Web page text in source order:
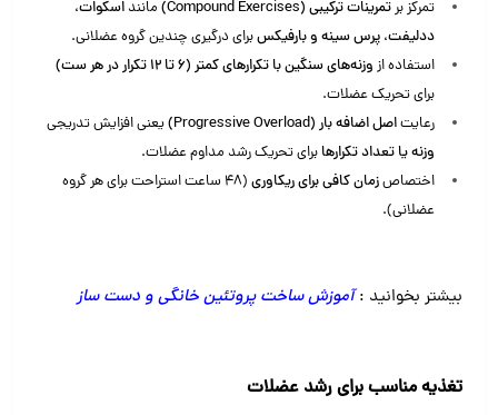
تمرکز برتمرینات ترکیبی (Compound Exercises) مانند اسکوات،
ددلیفت، پرس سینه و بارفیکسبرای درگیری چندین گروه عضلانی.
استفاده از وزنه‌های سنگین با تکرارهای کمتر (۶ تا ۱۲ تکرار در هر ست)
برای تحریک عضلات.
رعایتاصل اضافه بار (Progressive Overload) یعنی افزایش تدریجی
وزنه یا تعداد تکرارهابرای تحریک رشد مداوم عضلات.
اختصاصزمان کافی برای ریکاوری
(۴۸ ساعت استراحت برای هر گروه
عضلانی).
بیشتر بخوانید :آموزش ساخت پروتئین خانگی و دست ساز
تغذیه مناسب برای رشد عضلات